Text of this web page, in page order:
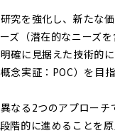
究を強化し、新たな
ズ（潜在的なニーズ
確に見据えた技術的
念実証：POC）を目
なる2つのアプローチ
階的に進めることを